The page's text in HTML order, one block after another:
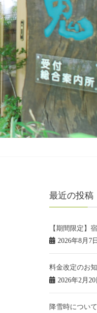
最近の投稿
【期間限定】
2026年8月7日
料金改定のお
2026年2月20
降雪時について